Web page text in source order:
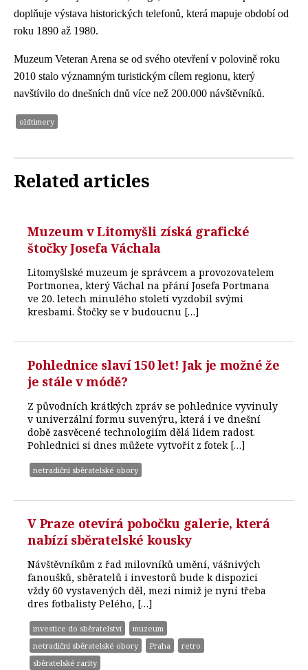
doplňuje výstava historických telefonů, která mapuje období od
roku 1890 až 1980.
Muzeum Veteran Arena se od svého otevření v polovině roku
2010 stalo významným turistickým cílem regionu, který
navštívilo do dnešních dnů více než 200.000 návštěvníků.
oldtimery
Related articles
Muzeum v Litomyšli získá grafické
štočky Josefa Váchala
Litomyšlské muzeum je správcem a provozovatelem
Portmonea, který Váchal na přání Josefa Portmana
ve 20. letech minulého století vyzdobil svými
kresbami. Štočky se v budoucnu […]
Pohlednice slaví 150 let! Jak je možné že
je stále v módě?
Z původních krátkých zpráv se pohlednice vyvinuly
v univerzální formu suvenýru, která i ve dnešní
době zasvěcené technologiím dělá lidem radost.
Pohlednici si dnes můžete vytvořit z fotek […]
netradiční sběratelské obory
V Praze otevírá pobočku galerie, která
nabízí sběratelské kousky
Návštěvníkům z řad milovníků umění, vášnivých
fanoušků, sběratelů i investorů bude k dispozici
vždy 60 vystavených děl, mezi nimiž je nyní třeba
dres fotbalisty Pelého, […]
investice do sběratelství
muzeum
netradiční sběratelské obory
Praha
retro
sběratelské rarity